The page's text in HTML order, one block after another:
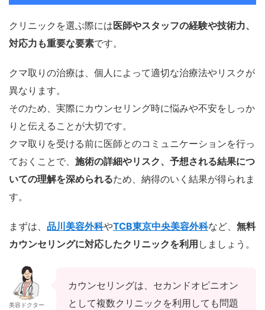
クリニックを選ぶ際には医師やスタッフの経験や技術力、
対応力も重要な要素です。
クマ取りの治療は、個人によって適切な治療法やリスクが
異なります。
そのため、実際にカウンセリング時に悩みや不安をしっか
りと伝えることが大切です。
クマ取りを受ける前に医師とのコミュニケーションを行っ
ておくことで、 施術の詳細やリスク、予想される結果につ
いての理解を深められるため、納得のいく結果が得られま
す。
まずは、 品川美容外科やTCB東京中央美容外科など、 無料
カウンセリングに対応したクリニックを利用 しましょう。
美容ドクター
カウンセリングは、セカンドオピニオン
として複数クリニックを利用しても問題